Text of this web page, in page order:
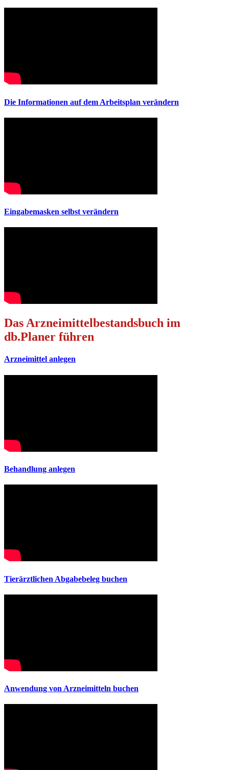
Die Informationen auf dem Arbeitsplan verändern
Eingabemasken selbst verändern
Das Arzneimittelbestandsbuch im
db.Planer führen
Arzneimittel anlegen
Behandlung anlegen
Tierärztlichen Abgabebeleg buchen
Anwendung von Arzneimitteln buchen